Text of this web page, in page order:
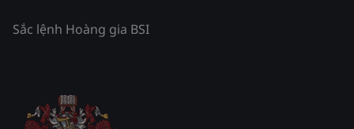
Sắc lệnh Hoàng gia BSI